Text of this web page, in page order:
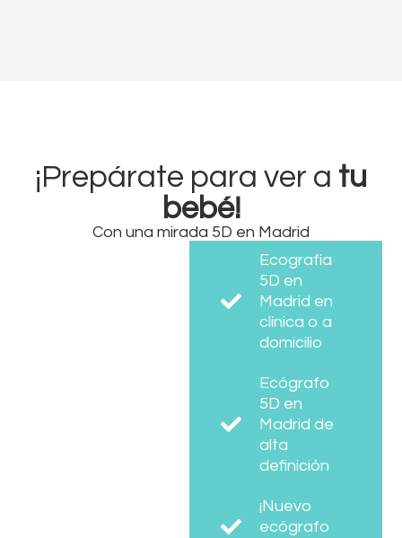
¡Prepárate para ver a tu
bebé!
Con una mirada 5D en Madrid
Ecografía
5D en
Madrid en
clínica o a
domicilio
Ecógrafo
5D en
Madrid de
alta
definición
¡Nuevo
ecógrafo